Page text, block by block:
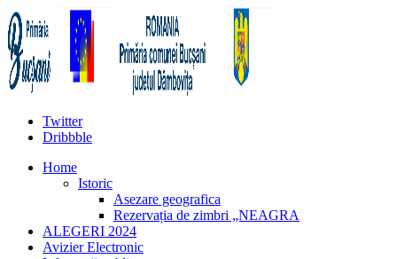
Twitter
Dribbble
Home
Istoric
Asezare geografica
Rezervația de zimbri „NEAGRA
ALEGERI 2024
Avizier Electronic